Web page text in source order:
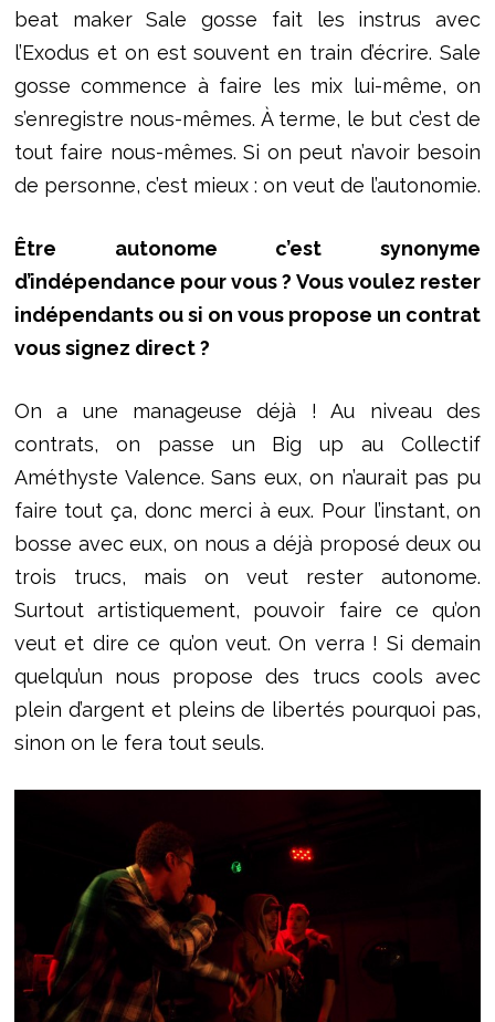
beat maker Sale gosse fait les instrus avec
l’Exodus et on est souvent en train d’écrire. Sale
gosse commence à faire les mix lui-même, on
s’enregistre nous-mêmes. À terme, le but c’est de
tout faire nous-mêmes. Si on peut n’avoir besoin
de personne, c’est mieux : on veut de l’autonomie.
Être autonome c’est synonyme
d’indépendance pour vous ? Vous voulez rester
indépendants ou si on vous propose un contrat
vous signez direct ?
On a une manageuse déjà ! Au niveau des
contrats, on passe un Big up au Collectif
Améthyste Valence. Sans eux, on n’aurait pas pu
faire tout ça, donc merci à eux. Pour l’instant, on
bosse avec eux, on nous a déjà proposé deux ou
trois trucs, mais on veut rester autonome.
Surtout artistiquement, pouvoir faire ce qu’on
veut et dire ce qu’on veut. On verra ! Si demain
quelqu’un nous propose des trucs cools avec
plein d’argent et pleins de libertés pourquoi pas,
sinon on le fera tout seuls.